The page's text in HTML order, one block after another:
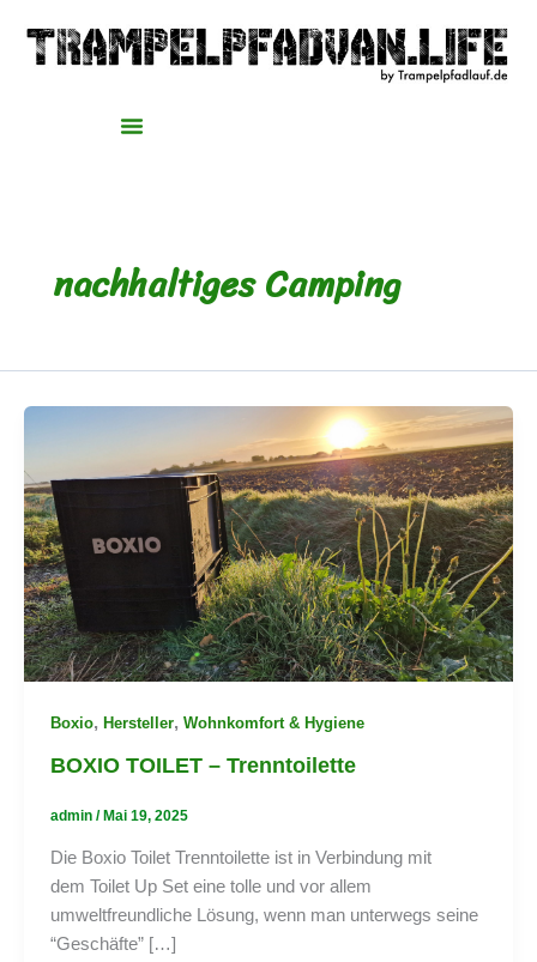
Inhalt
springen
nachhaltiges Camping
Boxio, Hersteller, Wohnkomfort & Hygiene
BOXIO TOILET – Trenntoilette
admin / Mai 19, 2025
Die Boxio Toilet Trenntoilette ist in Verbindung mit
dem Toilet Up Set eine tolle und vor allem
umweltfreundliche Lösung, wenn man unterwegs seine
“Geschäfte” […]